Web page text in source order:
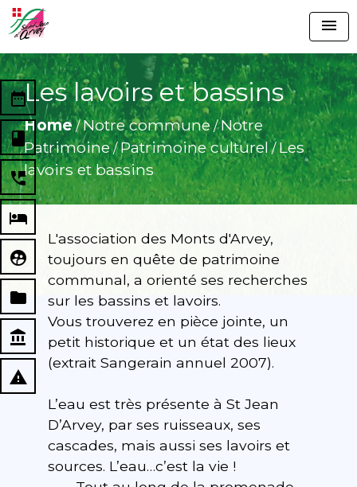
menu
Les lavoirs et bassins
Home/Notre commune/Notre
Patrimoine/Patrimoine culturel/Les
lavoirs et bassins
date_range
book
perm_phone_msg
local_hotel
supervised_user_circle
folder
account_balance
report_problem
L'association des Monts d'Arvey,
toujours en quête de patrimoine
communal, a orienté ses recherches
sur les bassins et lavoirs.
Vous trouverez en pièce jointe, un
petit historique et un état des lieux
(extrait Sangerain annuel 2007).
L’eau est très présente à St Jean
D’Arvey, par ses ruisseaux, ses
cascades, mais aussi ses lavoirs et
sources. L’eau…c’est la vie !